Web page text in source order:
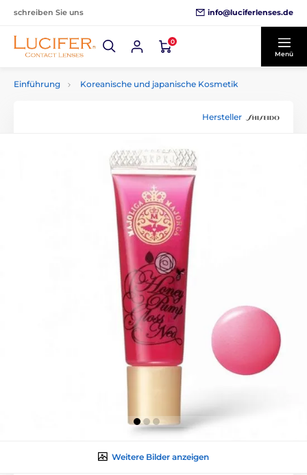
schreiben Sie uns info@luciferlenses.de
0
Menü
Einführung Koreanische und japanische Kosmetik
Hersteller
Weitere Bilder anzeigen